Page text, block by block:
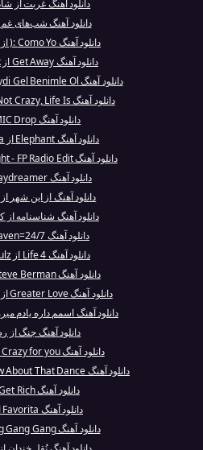
دانلود آهنگ غربت از
دانلود آهنگ شب‌های غم
دانلود آهنگ Como Yo :( از Marshmello
دانلود آهنگ Get Away از Kodak Black
دانلود آهنگ Haydi Gel Benimle Ol از Sezen Aksu
دانلود آهنگ I'm Not Crazy, Life Is از 2 Chainz
دانلود آهنگ MIC Drop از BTS
دانلود آهنگ Elephant از Tame Impala
دانلود آهنگ Tonight - FP Radio Edit از Jay Sean
دانلود آهنگ Daydreamer از Adele
دانلود آهنگ از این شهر
دانلود آهنگ شناسنامه
دانلود آهنگ 24/7=Heaven از BTS
دانلود آهنگ 4 Life از Robin Schulz
دانلود آهنگ Steve Berman از Eminem
دانلود آهنگ Greater Love از Chris de Burgh
دانلود آهنگ اسمم داره یادم
دانلود آهنگ جنگ از
دانلود آهنگ Crazy for you از Umar Keyn
دانلود آهنگ How About That Dance از Volker Bert...
دانلود آهنگ Get Rich از Tyga
دانلود آهنگ Favorita از Ozuna
دانلود آهنگ Gang Gang Gang از کنیس